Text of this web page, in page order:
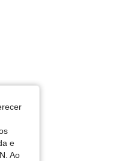
Cor: Rosa, Tamanho: L
e
Ao